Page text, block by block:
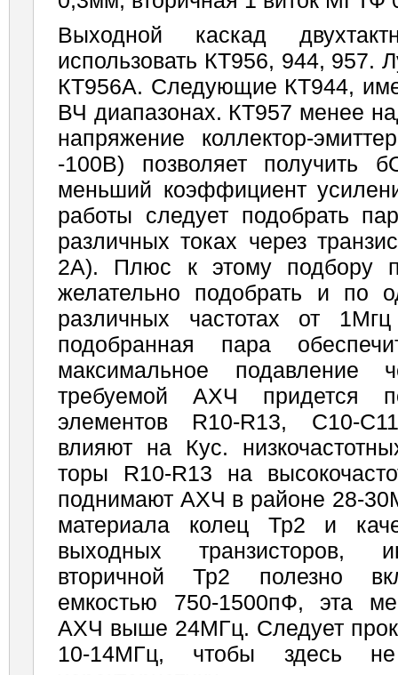
Выходной каскад
использовать КТ956, 944, 957.
КТ956А. Следующие КТ944,
ВЧ диапазонах. КТ957 менее
напря­жение коллектор-
-100В) позволяет получить
меньший коэффициент
работы следует подобрать
различных токах через
2А). Плюс к этому подбору
желательно подобрать и по
различных частотах от
подобранная пара
максимальное подавление
требуемой АХЧ придется
элементов R10-R13, C10-
влияют на Кус.
торы R10-R13 на
поднимают АХЧ в рай­оне 28-
материала колец Тр2 и
выходных транзисторов,
вторичной Тр2 полезно
емкостью 750-1500пФ, эта
АХЧ выше 24МГц. Следует
10-14МГц, чтобы здесь